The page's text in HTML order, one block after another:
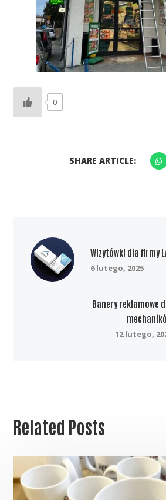
0
SHARE ARTICLE:
Wizytówki dla firmy
6 lutego, 2025
Banery reklamowe
12 lutego,
Related Posts